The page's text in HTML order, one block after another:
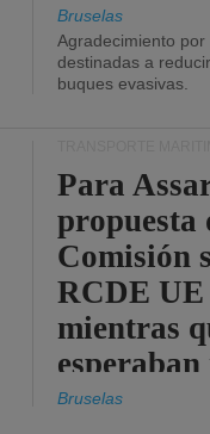
Bruselas
Agradecimiento
destinadas a
buques evasivas.
Para
propuesta
Comisión
RCDE
mientras
más
Bruselas